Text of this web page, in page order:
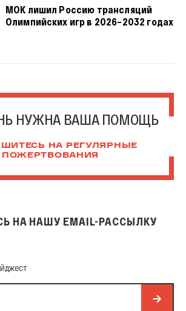
МОК лишил Россию трансляций
Олимпийских игр в 2026–2032 годах
НУЖНА ВАША ПОМОЩЬ
НА РЕГУЛЯРНЫЕ
ПОЖЕРТВОВАНИЯ
НА НАШУ EMAIL-РАССЫЛКУ
Email-рассылку